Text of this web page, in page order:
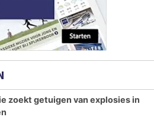
zoekt getuigen van explosies in